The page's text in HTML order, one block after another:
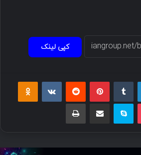
کپی لینک
لینکداین پینتریست
پاکت اسکایپ چاپ